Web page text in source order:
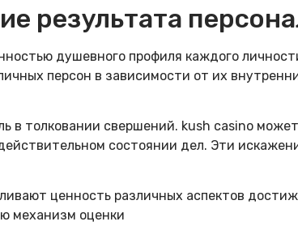
результата
душевного профиля каждого
персон в зависимости от их
толковании свершений. kush casino
состоянии дел. Эти
ценность различных аспектов
механизм оценки